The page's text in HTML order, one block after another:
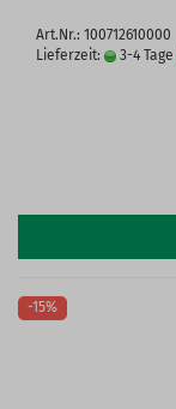
Art.Nr.: 100712610000
Lieferzeit:
3-4 Tage
-15%